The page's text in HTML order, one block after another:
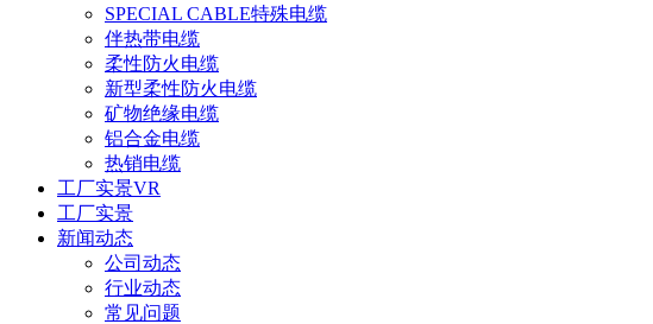
SPECIAL CABLE特殊电缆
伴热带电缆
柔性防火电缆
新型柔性防火电缆
矿物绝缘电缆
铝合金电缆
热销电缆
工厂实景VR
工厂实景
新闻动态
公司动态
行业动态
常见问题